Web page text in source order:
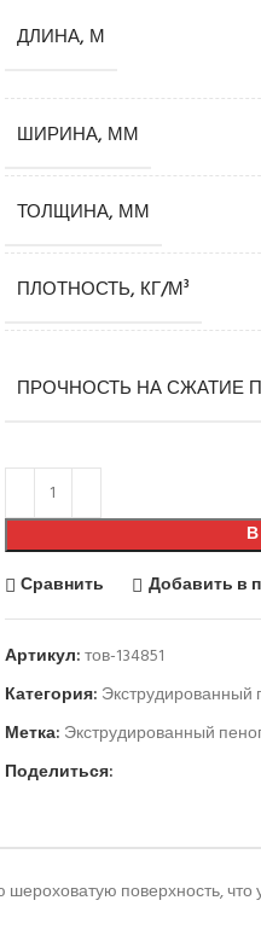
ДЛИНА, М
ШИРИНА, ММ
ТОЛЩИНА, ММ
ПЛОТНОСТЬ, КГ/М³
ПРОЧНОСТЬ НА СЖАТИЕ
Сравнить
Добавить в
Артикул:тов-134851
Категория:
Метка: Экструдированный
Поделиться:
поверхность,